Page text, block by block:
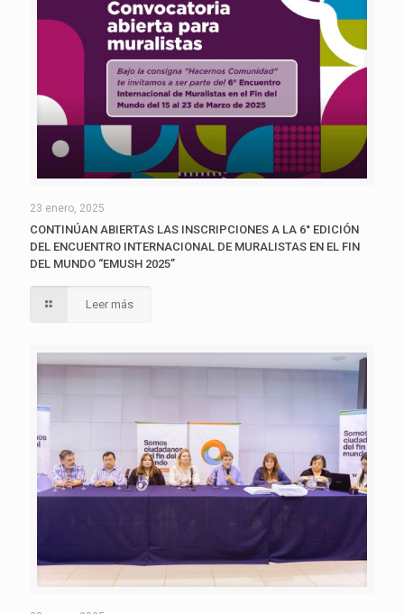
23 enero, 2025
CONTINÚAN ABIERTAS LAS INSCRIPCIONES A LA 6° EDICIÓN
DEL ENCUENTRO INTERNACIONAL DE MURALISTAS EN EL FIN
DEL MUNDO “EMUSH 2025”
Leer más